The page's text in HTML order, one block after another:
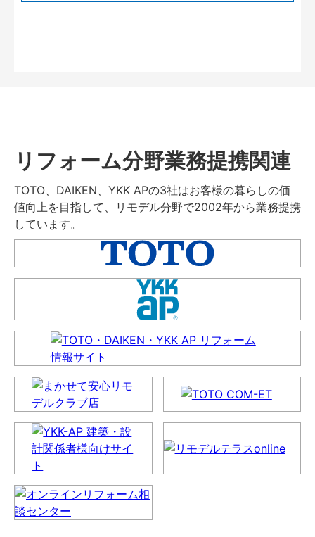
リフォーム分野業務提携関連
TOTO、DAIKEN、YKK APの3社はお客様の暮らしの価
値向上を目指して、リモデル分野で2002年から業務提携
しています。